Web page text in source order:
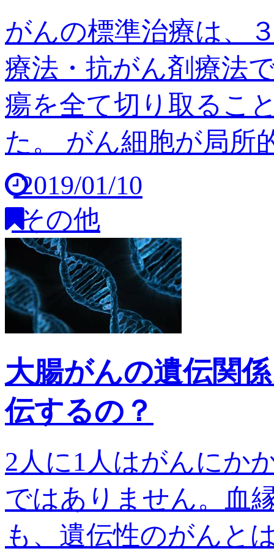
がんの標準治療は、
療法・抗がん剤療法
瘍を全て切り取るこ
た。 がん細胞が局所
2019/01/10
その他
大腸がんの遺伝関
伝するの？
2人に1人はがんにか
ではありません。血
も、遺伝性のがんと